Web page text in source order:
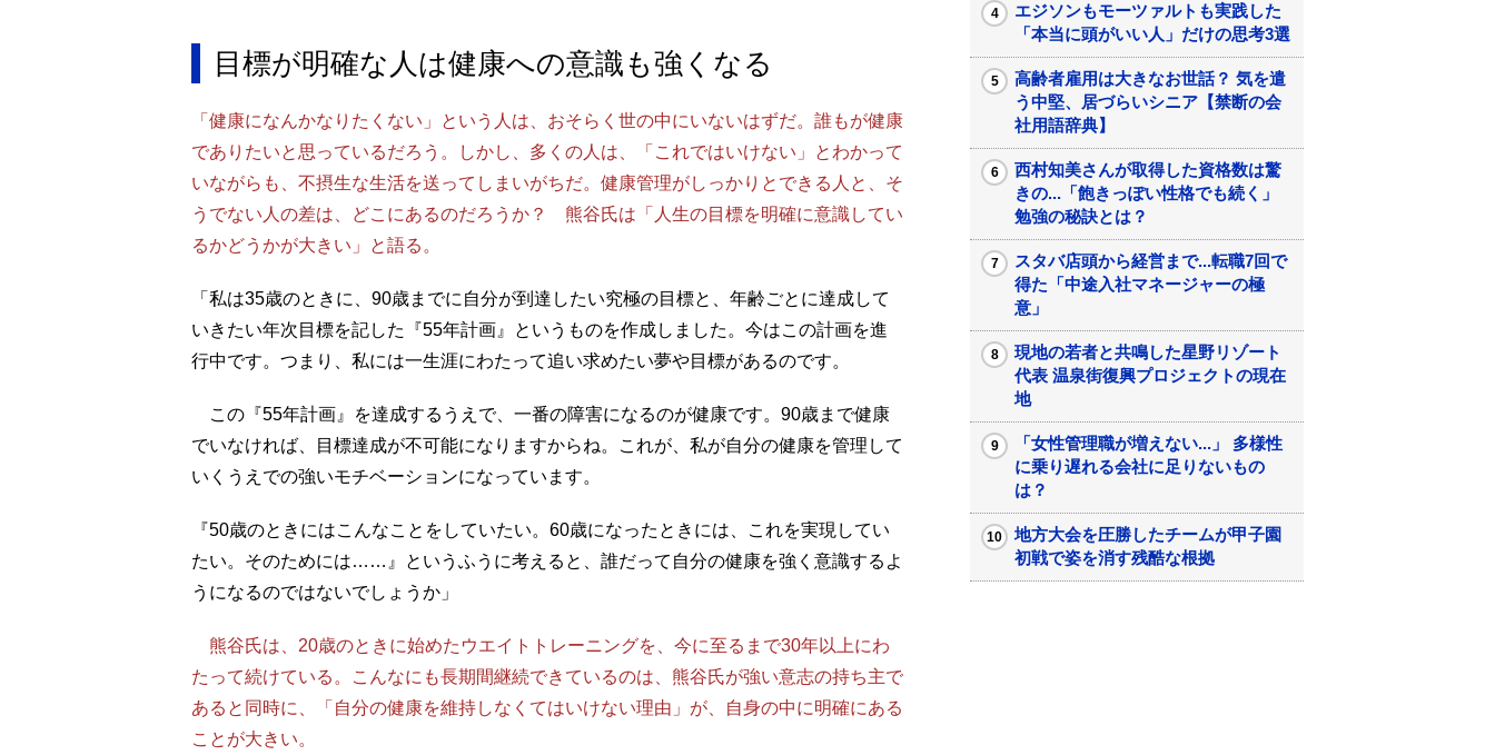
目標が明確な人は健康への意識も強くなる
「健康になんかなりたくない」という人は、おそらく世の中にいないはずだ。誰もが健康
でありたいと思っているだろう。しかし、多くの人は、「これではいけない」とわかって
いながらも、不摂生な生活を送ってしまいがちだ。健康管理がしっかりとできる人と、そ
うでない人の差は、どこにあるのだろうか？ 熊谷氏は「人生の目標を明確に意識してい
るかどうかが大きい」と語る。
「私は35歳のときに、90歳までに自分が到達したい究極の目標と、年齢ごとに達成して
いきたい年次目標を記した『55年計画』というものを作成しました。今はこの計画を進
行中です。つまり、私には一生涯にわたって追い求めたい夢や目標があるのです。
この『55年計画』を達成するうえで、一番の障害になるのが健康です。90歳まで健康
でいなければ、目標達成が不可能になりますからね。これが、私が自分の健康を管理して
いくうえでの強いモチベーションになっています。
『50歳のときにはこんなことをしていたい。60歳になったときには、これを実現してい
たい。そのためには……』というふうに考えると、誰だって自分の健康を強く意識するよ
うになるのではないでしょうか」
熊谷氏は、20歳のときに始めたウエイトトレーニングを、今に至るまで30年以上にわ
たって続けている。こんなにも長期間継続できているのは、熊谷氏が強い意志の持ち主で
あると同時に、「自分の健康を維持しなくてはいけない理由」が、自身の中に明確にある
ことが大きい。
エジソンもモーツァルトも実践した
「本当に頭がいい人」だけの思考3選
高齢者雇用は大きなお世話？ 気を遣
う中堅、居づらいシニア【禁断の会
社用語辞典】
西村知美さんが取得した資格数は驚
きの...「飽きっぽい性格でも続く」
勉強の秘訣とは？
スタバ店頭から経営まで...転職7回で
得た「中途入社マネージャーの極
意」
現地の若者と共鳴した星野リゾート
代表 温泉街復興プロジェクトの現在
地
「女性管理職が増えない...」 多様性
に乗り遅れる会社に足りないもの
は？
地方大会を圧勝したチームが甲子園
初戦で姿を消す残酷な根拠